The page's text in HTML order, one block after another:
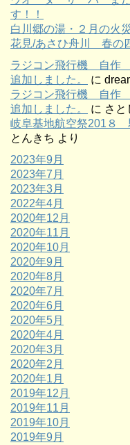
す！！
白川郷の湯・２月の火
花見/あさひ舟川 春の
ラジコン飛行機 自作
追加しました。
に
ラジコン飛行機 自作
追加しました。
に さと
岐阜基地航空祭201
とんきち より
2023年9月
2023年7月
2023年3月
2022年4月
2020年12月
2020年11月
2020年10月
2020年9月
2020年8月
2020年7月
2020年6月
2020年5月
2020年4月
2020年3月
2020年2月
2020年1月
2019年12月
2019年11月
2019年10月
2019年9月